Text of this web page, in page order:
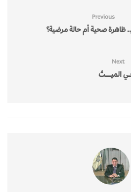
Previous
ظاهرة صحية أم حالة مرضية؟
Next
الميـــــــــــتُ